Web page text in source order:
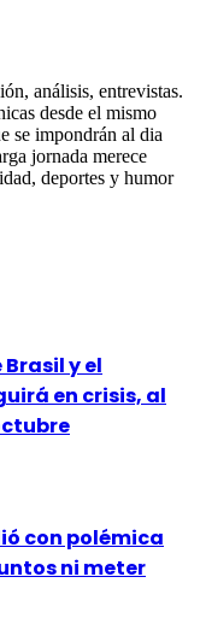
análisis, entrevistas.
desde el mismo
se impondrán al dia
jornada merece
deportes y humor
y el
en crisis, al
con polémica
ni meter